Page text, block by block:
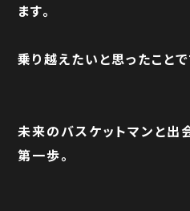
ます。
乗り越えたいと思ったことで
未来のバスケットマンと出
第一歩。